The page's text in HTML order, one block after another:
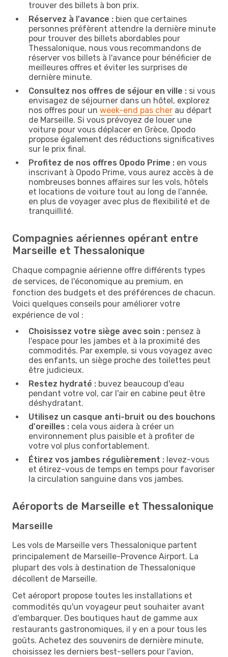
trouver des billets à bon prix.
Réservez à l'avance : bien que certaines
personnes préfèrent attendre la dernière minute
pour trouver des billets abordables pour
Thessalonique, nous vous recommandons de
réserver vos billets à l'avance pour bénéficier de
meilleures offres et éviter les surprises de
dernière minute.
Consultez nos offres de séjour en ville : si vous
envisagez de séjourner dans un hôtel, explorez
nos offres pour un week-end pas cher au départ
de Marseille. Si vous prévoyez de louer une
voiture pour vous déplacer en Grèce, Opodo
propose également des réductions significatives
sur le prix final.
Profitez de nos offres Opodo Prime : en vous
inscrivant à Opodo Prime, vous aurez accès à de
nombreuses bonnes affaires sur les vols, hôtels
et locations de voiture tout au long de l'année,
en plus de voyager avec plus de flexibilité et de
tranquillité.
Compagnies aériennes opérant entre
Marseille et Thessalonique
Chaque compagnie aérienne offre différents types
de services, de l'économique au premium, en
fonction des budgets et des préférences de chacun.
Voici quelques conseils pour améliorer votre
expérience de vol :
Choisissez votre siège avec soin : pensez à
l'espace pour les jambes et à la proximité des
commodités. Par exemple, si vous voyagez avec
des enfants, un siège proche des toilettes peut
être judicieux.
Restez hydraté : buvez beaucoup d'eau
pendant votre vol, car l'air en cabine peut être
déshydratant.
Utilisez un casque anti-bruit ou des bouchons
d'oreilles : cela vous aidera à créer un
environnement plus paisible et à profiter de
votre vol plus confortablement.
Étirez vos jambes régulièrement : levez-vous
et étirez-vous de temps en temps pour favoriser
la circulation sanguine dans vos jambes.
Aéroports de Marseille et Thessalonique
Marseille
Les vols de Marseille vers Thessalonique partent
principalement de Marseille-Provence Airport. La
plupart des vols à destination de Thessalonique
décollent de Marseille.
Cet aéroport propose toutes les installations et
commodités qu'un voyageur peut souhaiter avant
d'embarquer. Des boutiques haut de gamme aux
restaurants gastronomiques, il y en a pour tous les
goûts. Achetez des souvenirs de dernière minute,
choisissez les derniers best-sellers pour l'avion,